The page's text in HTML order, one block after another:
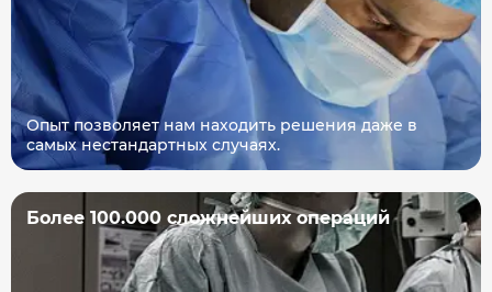
Опыт позволяет нам находить решения даже в
самых нестандартных случаях.
Более 100.000 сложнейших операций